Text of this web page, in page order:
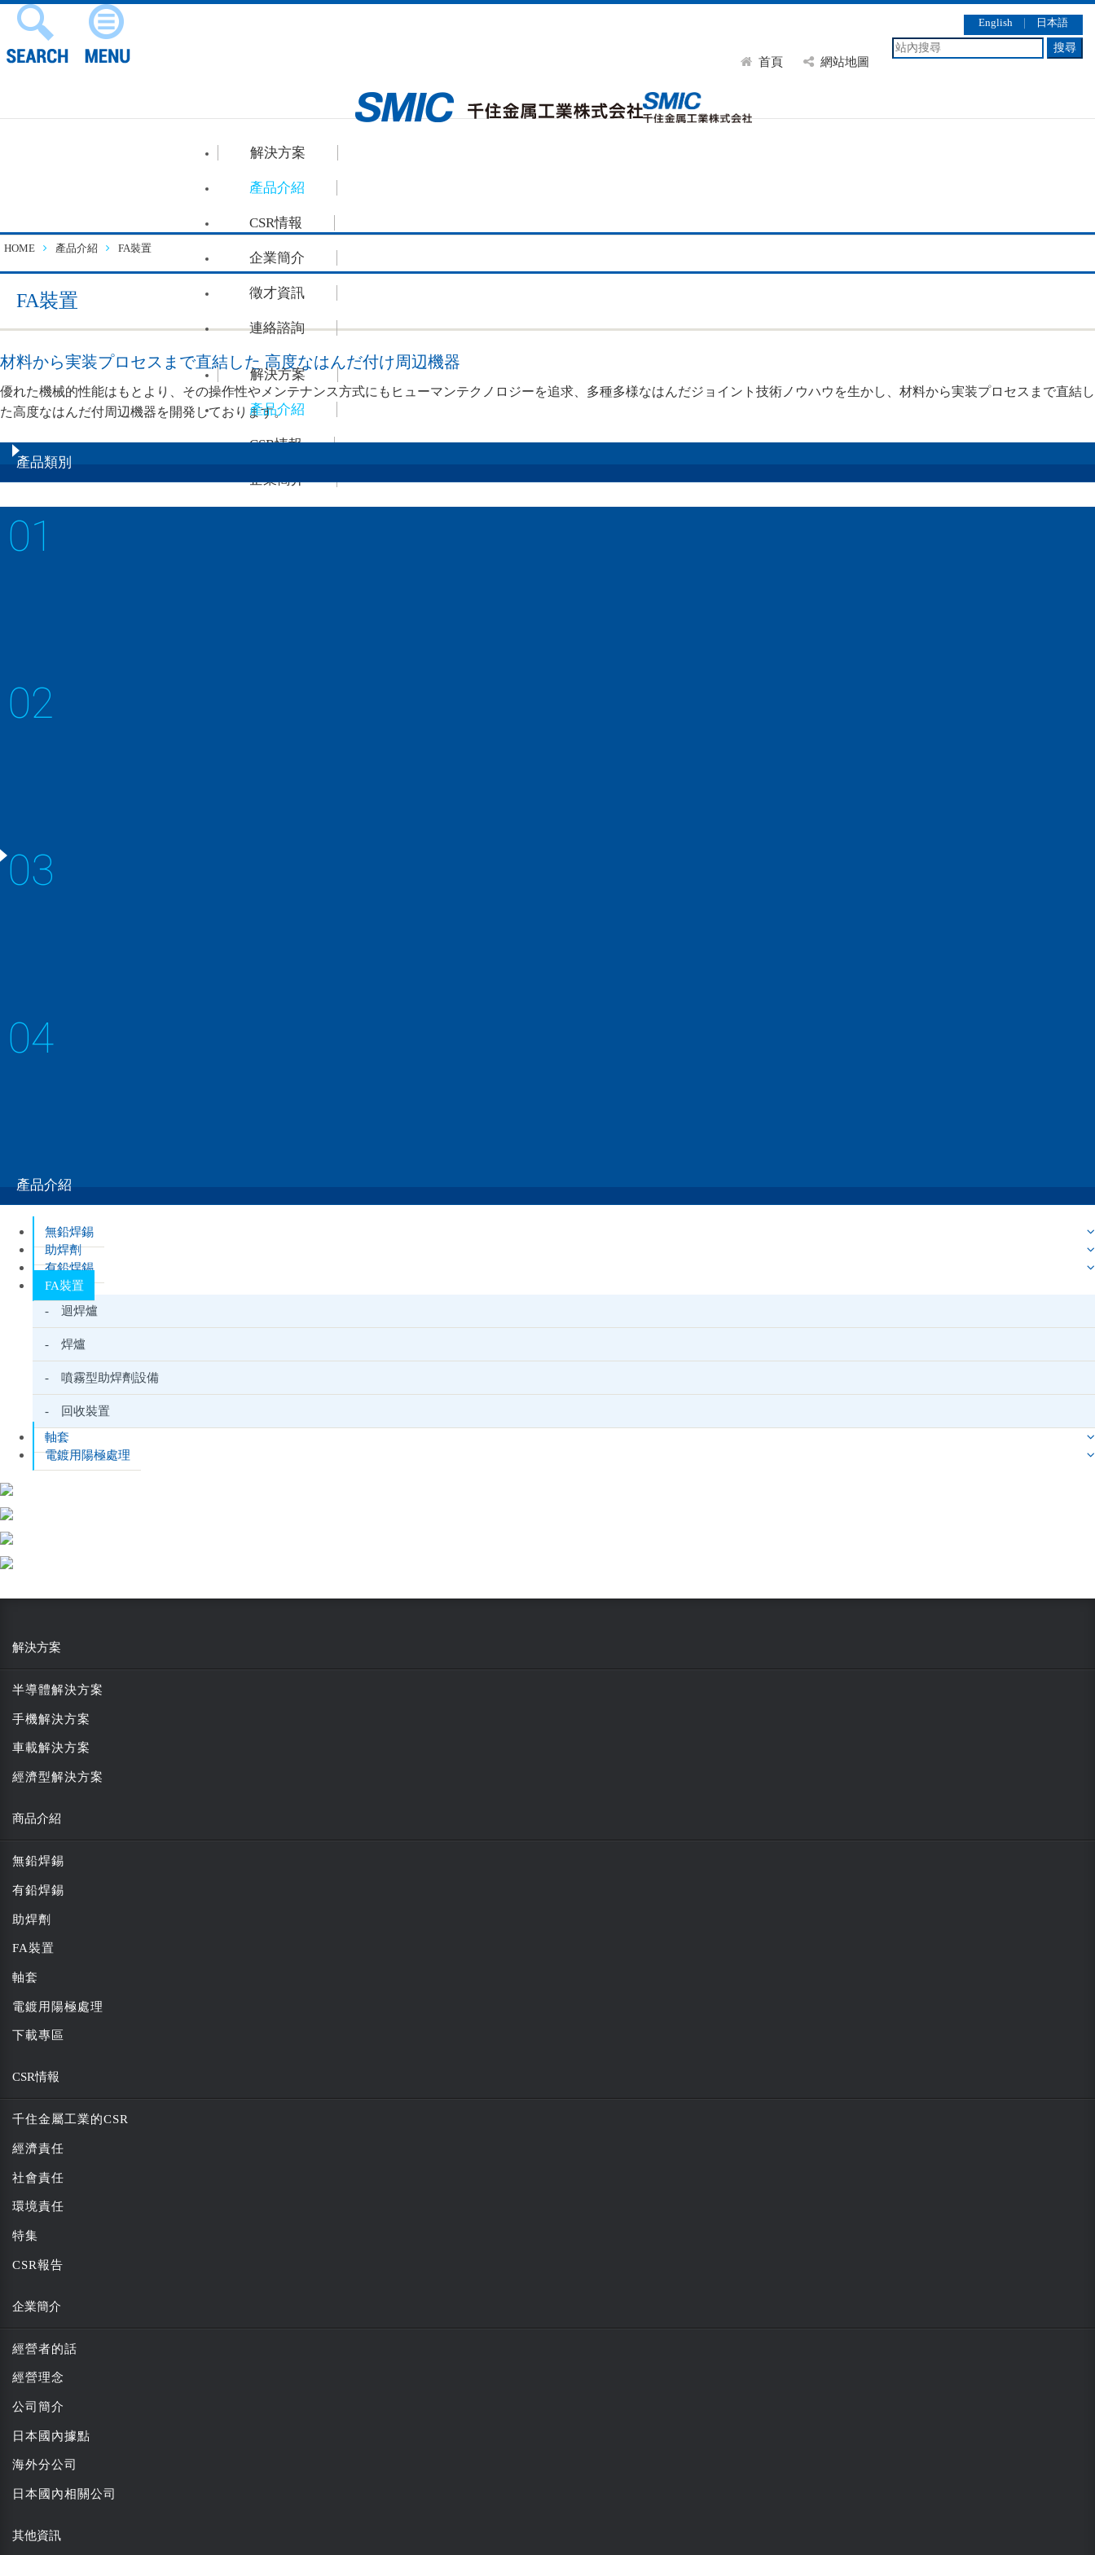
English ｜ 日本語
首頁 網站地圖
搜尋
解決方案
產品介紹
CSR情報
企業簡介
徵才資訊
連絡諮詢
解決方案
產品介紹
CSR情報
企業簡介
HOME 產品介紹 FA裝置
FA裝置
材料から実装プロセスまで直結した 高度なはんだ付け周辺機器
優れた機械的性能はもとより、その操作性やメンテナンス方式にもヒューマンテクノロジーを追求、多種多様なはんだジョイント技術ノウハウを生かし、材料から実装プロセスまで直結し
た高度なはんだ付周辺機器を開発しております。
產品類別
01
02
03
04
產品介紹
無鉛焊錫
助焊劑
有鉛焊錫
FA裝置
- 迴焊爐
- 焊爐
- 噴霧型助焊劑設備
- 回收裝置
軸套
電鍍用陽極處理
解決方案
半導體解決方案
手機解決方案
車載解決方案
經濟型解決方案
商品介紹
無鉛焊錫
有鉛焊錫
助焊劑
FA裝置
軸套
電鍍用陽極處理
下載專區
CSR情報
千住金屬工業的CSR
經濟責任
社會責任
環境責任
特集
CSR報告
企業簡介
經營者的話
經營理念
公司簡介
日本國內據點
海外分公司
日本國內相關公司
其他資訊